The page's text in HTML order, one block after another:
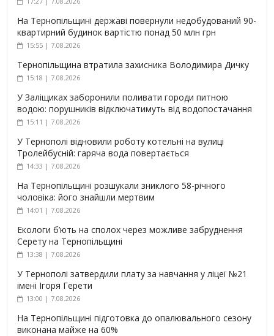
На Тернопільщині державі повернули недобудований 90-
квартирний будинок вартістю понад 50 млн грн
15:55 | 7.08.2026
Тернопільщина втратила захисника Володимира Дичку
15:18 | 7.08.2026
У Заліщиках заборонили поливати городи питною
водою: порушників відключатимуть від водопостачання
15:11 | 7.08.2026
У Тернополі відновили роботу котельні на вулиці
Тролейбусній: гаряча вода повертається
14:33 | 7.08.2026
На Тернопільщині розшукали зниклого 58-річного
чоловіка: його знайшли мертвим
14:01 | 7.08.2026
Екологи б’ють на сполох через можливе забруднення
Серету на Тернопільщині
13:38 | 7.08.2026
У Тернополі затвердили плату за навчання у ліцеї №21
імені Ігоря Герети
13:00 | 7.08.2026
На Тернопільщині підготовка до опалювального сезону
виконана майже на 60%